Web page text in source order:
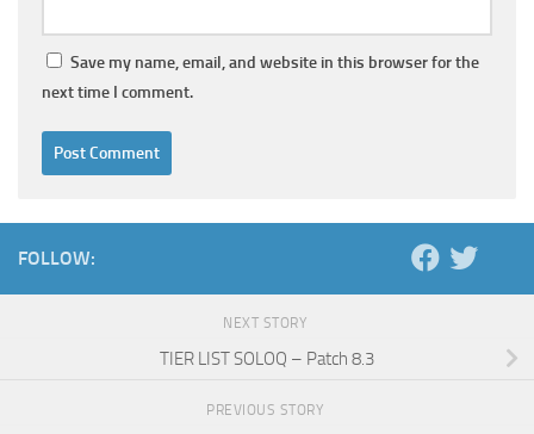
Save my name, email, and website in this browser for the
next time I comment.
FOLLOW:
NEXT STORY
TIER LIST SOLOQ – Patch 8.3
PREVIOUS STORY